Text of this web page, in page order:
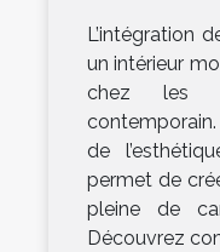
L’intégration
un intérieur
chez les
contemporain.
de
permet de
pleine de
Découvrez